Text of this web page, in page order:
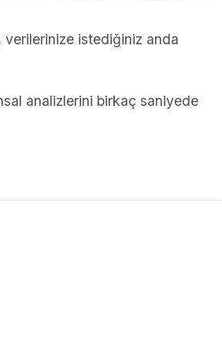
istediğiniz anda
analizlerini birkaç saniyede